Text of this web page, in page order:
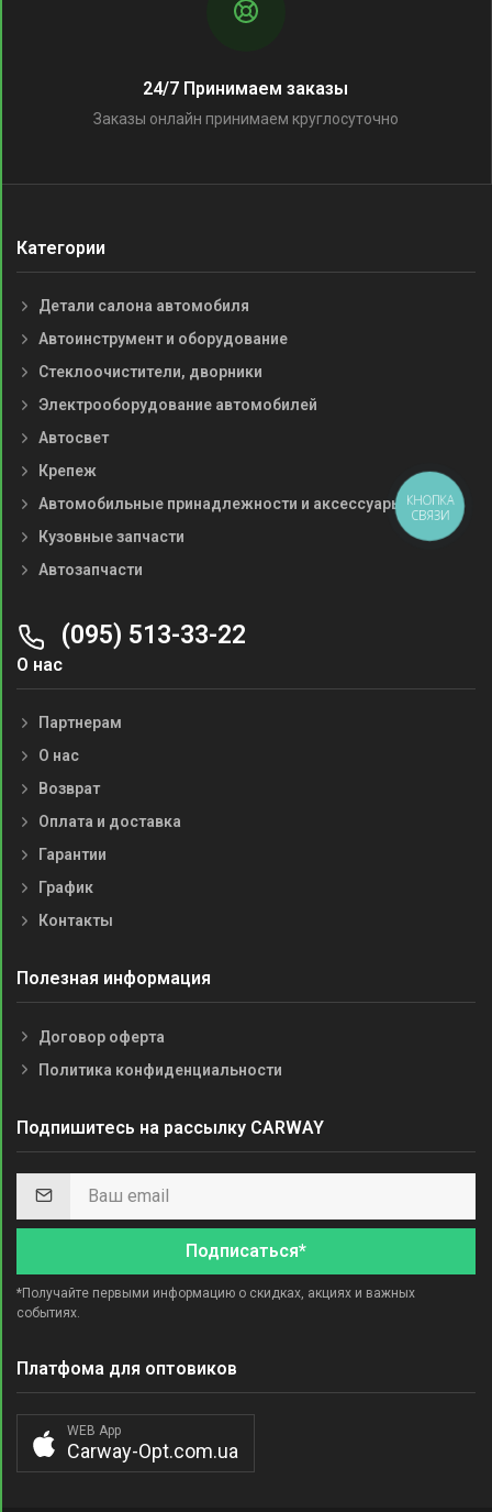
24/7 Принимаем заказы
Заказы онлайн принимаем круглосуточно
Категории
Детали салона автомобиля
Автоинструмент и оборудование
Стеклоочистители, дворники
Электрооборудование автомобилей
Автосвет
Крепеж
Автомобильные принадлежности и аксессуары
Кузовные запчасти
Автозапчасти
(095) 513-33-22
О нас
Партнерам
О нас
Возврат
Оплата и доставка
Гарантии
График
Контакты
Полезная информация
Договор оферта
Политика конфиденциальности
Подпишитесь на рассылку CARWAY
Подписаться*
*Получайте первыми информацию о скидках, акциях и важных
событиях.
Платфома для оптовиков
WEB App
Carway-Opt.com.ua
КНОПКА
СВЯЗИ